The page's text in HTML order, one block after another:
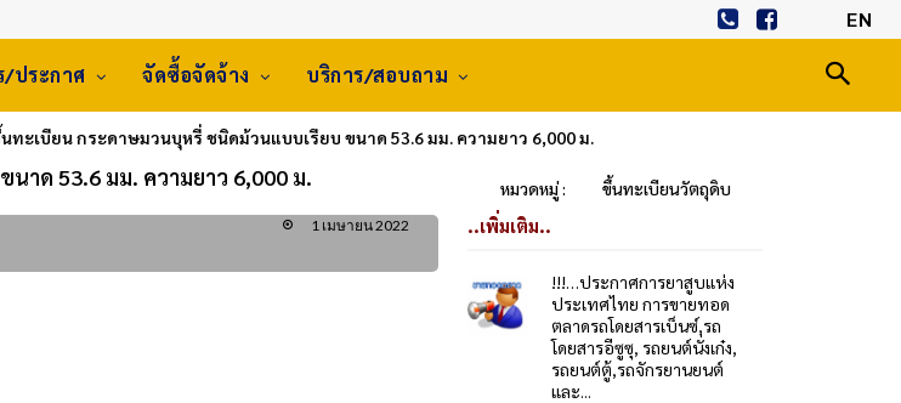
EN
/ประกาศ จัดซื้อจัดจ้าง บริการ/สอบถาม
ทะเบียน กระดาษมวนบุหรี่ ชนิดม้วนแบบเรียบ ขนาด 53.6 มม. ความยาว 6,000 ม.
าด 53.6 มม. ความยาว 6,000 ม. หมวดหมู่ : ขึ้นทะเบียนวัตถุดิบ
1 เมษายน 2022 ..เพิ่มเติม..
!!!…ประกาศการยาสูบแห่ง
ประเทศไทย การขายทอด
ตลาดรถโดยสารเบ็นซ์,รถ
โดยสารอีซูซุ, รถยนต์นั่งเก๋ง,
รถยนต์ตู้,รถจักรยานยนต์
และ...